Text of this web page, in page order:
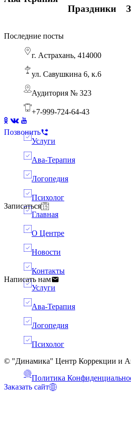
Праздники
Последние посты
Ребенок боится горшка: пошаговый АВА-тренинг для родителей
Ава терапия
г. Астрахань, 414000
ул. Савушкина 6, к.6
Аудитория № 323
+7-999-724-64-43
Позвонить
Услуги
Ава-Терапия
Логопедия
Психолог
Записаться
Главная
О Центре
Новости
Контакты
Написать нам
Услуги
Ава-Терапия
Логопедия
Психолог
© "Динамика" Центр Коррекции и
Политика
Заказать сайт